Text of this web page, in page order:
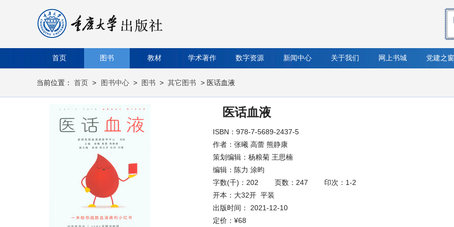
首页 图书 教材 学术著作 数字资源 新闻中心 关于我们 网上书城 党建之窗
当前位置： 首页 > 图书中心 > 图书 > 其它图书 > 医话血液
医话血液
ISBN：978-7-5689-2437-5
作者：张曦 高蕾 熊静康
策划编辑：杨粮菊 王思楠
编辑：陈力 涂昀
字数(千)：202
页数：247
印次：1-2
开本：大32开 平装
出版时间： 2021-12-10
定价： ¥68